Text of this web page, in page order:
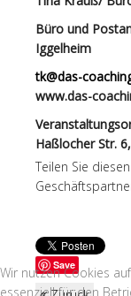
Büro und
Iggelheim
tk@das-
www.das-
Haßlocher Str.
Teilen Sie
Save
Wir nutzen Cookies
essenziell für den